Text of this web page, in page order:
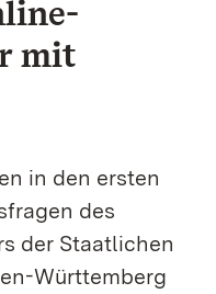
mit
in den ersten
des
der Staatlichen
Württemberg